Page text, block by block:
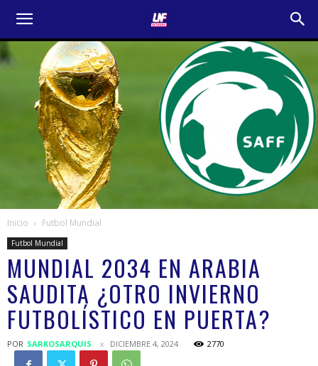
Inicio Futbol Mundial
Futbol Mundial
MUNDIAL 2034 EN ARABIA
SAUDITA ¿OTRO INVIERNO
FUTBOLÍSTICO EN PUERTA?
POR SARKOSARQUIS DICIEMBRE 4, 2024 2770